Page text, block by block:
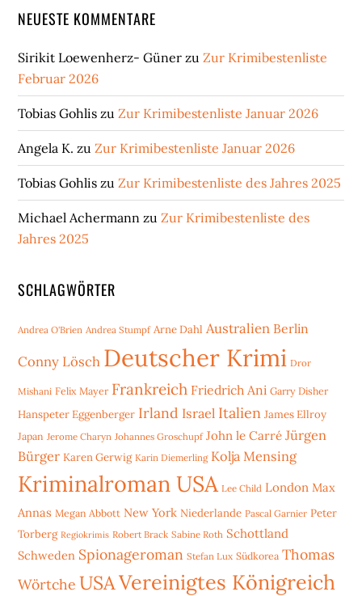
NEUESTE KOMMENTARE
Sirikit Loewenherz- Güner zuZur Krimibestenliste
Februar 2026
Tobias Gohlis zuZur Krimibestenliste Januar 2026
Angela K. zuZur Krimibestenliste Januar 2026
Tobias Gohlis zuZur Krimibestenliste des Jahres 2025
Michael Achermann zuZur Krimibestenliste des
Jahres 2025
SCHLAGWÖRTER
Andrea O'Brien Andrea Stumpf Arne Dahl Australien Berlin
Conny Lösch Deutscher Krimi Dror
Mishani Felix Mayer Frankreich Friedrich Ani Garry Disher
Hanspeter Eggenberger Irland Israel Italien James Ellroy
Japan Jerome Charyn Johannes Groschupf John le Carré Jürgen
Bürger Karen Gerwig Karin Diemerling Kolja Mensing
Kriminalroman USA Lee Child London Max
Annas Megan Abbott New York Niederlande Pascal Garnier Peter
Torberg Regiokrimis Robert Brack Sabine Roth Schottland
Schweden Spionageroman Stefan Lux Südkorea Thomas
Wörtche USAVereinigtes Königreich